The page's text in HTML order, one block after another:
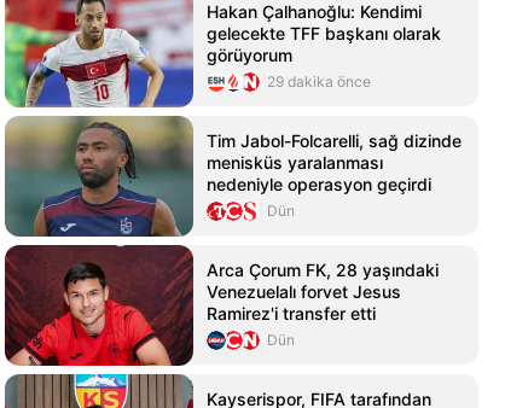
Hakan Çalhanoğlu: Kendimi
gelecekte TFF başkanı olarak
görüyorum
29 dakika önce
Tim Jabol-Folcarelli, sağ dizinde
menisküs yaralanması
nedeniyle operasyon geçirdi
Dün
Arca Çorum FK, 28 yaşındaki
Venezuelalı forvet Jesus
Ramirez'i transfer etti
Dün
Kayserispor, FIFA tarafından